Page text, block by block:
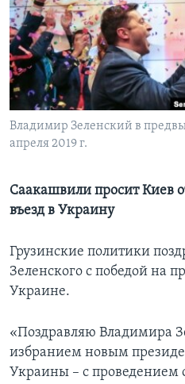
Learning English
СОЦИАЛЬНЫЕ СЕТИ
Языки
Владимир Зеленский в
апреля 2019 г.
Саакашвили просит Киев
въезд в Украину
Грузинские политики
Зеленского с победой на
Украине.
«Поздравляю Владимира
избранием новым
Украины – с проведением